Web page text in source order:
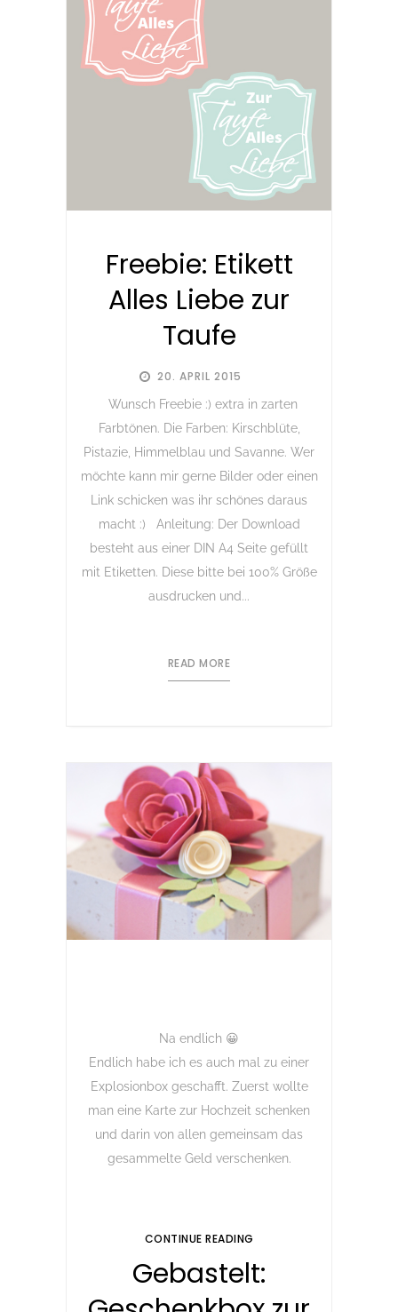
20. APRIL 2015
Freebie: Etikett
Alles Liebe zur
Taufe
Wunsch Freebie :) extra in zarten
Farbtönen. Die Farben: Kirschblüte,
Pistazie, Himmelblau und Savanne. Wer
möchte kann mir gerne Bilder oder einen
Link schicken was ihr schönes daraus
macht :) Anleitung: Der Download
besteht aus einer DIN A4 Seite gefüllt
mit Etiketten. Diese bitte bei 100% Größe
ausdrucken und...
READ MORE
Gebastelt:
Na endlich 😀
Endlich habe ich es auch mal zu einer
Explosionbox geschafft. Zuerst wollte
man eine Karte zur Hochzeit schenken
und darin von allen gemeinsam das
gesammelte Geld verschenken.
CONTINUE READING